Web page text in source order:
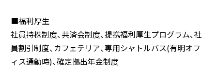
■福利厚生
社員持株制度、共済会制度、提携福利厚生プログラム、社
員割引制度、カフェテリア、専用シャトルバス(有明オフ
ィス通勤時)、確定拠出年金制度